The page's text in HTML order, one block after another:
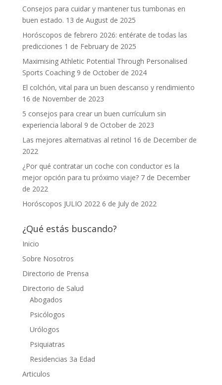
Consejos para cuidar y mantener tus tumbonas en
buen estado. 13 de August de 2025
Horóscopos de febrero 2026: entérate de todas las
predicciones 1 de February de 2025
Maximising Athletic Potential Through Personalised
Sports Coaching 9 de October de 2024
El colchón, vital para un buen descanso y rendimiento
16 de November de 2023
5 consejos para crear un buen currículum sin
experiencia laboral 9 de October de 2023
Las mejores alternativas al retinol 16 de December de
2022
¿Por qué contratar un coche con conductor es la
mejor opción para tu próximo viaje? 7 de December
de 2022
Horóscopos JULIO 2022 6 de July de 2022
¿Qué estás buscando?
Inicio
Sobre Nosotros
Directorio de Prensa
Directorio de Salud
Abogados
Psicólogos
Urólogos
Psiquiatras
Residencias 3a Edad
Articulos